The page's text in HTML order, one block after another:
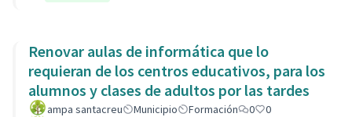
Renovar aulas de informática que lo
requieran de los centros educativos, para los
alumnos y clases de adultos por las tardes
ampa santacreu Municipio Formación 0
0